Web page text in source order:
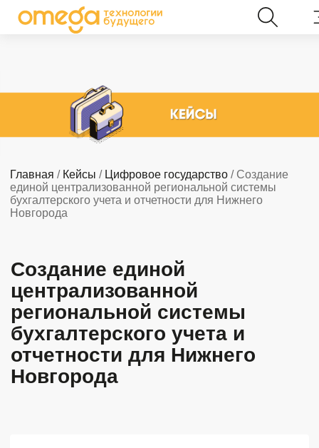
Главная / Кейсы / Цифровое государство / Создание
единой централизованной региональной системы
бухгалтерского учета и отчетности для Нижнего
Новгорода
Создание единой
централизованной
региональной системы
бухгалтерского учета и
отчетности для Нижнего
Новгорода